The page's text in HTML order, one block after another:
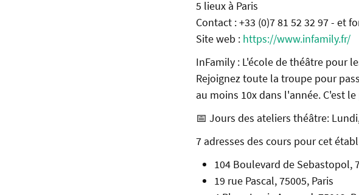
5 lieux à Paris
Contact : +33 (0)7 81 52 32 97 - et
Site web : https://www.infamily.fr/
InFamily : L'école de théâtre pour
Rejoignez toute la troupe pour
au moins 10x dans l'année. C'est
📅 Jours des ateliers théâtre:
7 adresses des cours pour cet
104 Boulevard de Sebastopol,
19 rue Pascal, 75005, Paris